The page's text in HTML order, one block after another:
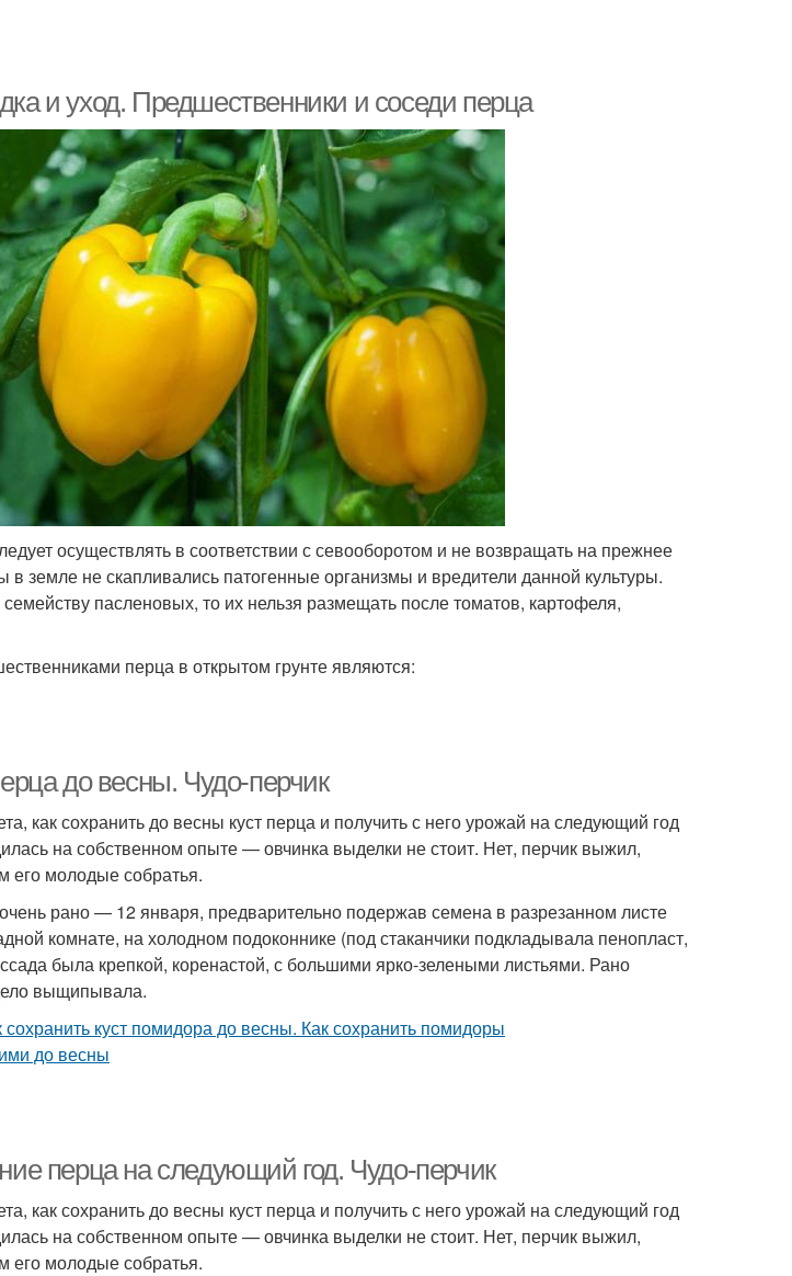
и уход. Предшественники и соседи перца
осуществлять в соответствии с севооборотом и не возвращать на прежнее
в земле не скапливались патогенные организмы и вредители данной культуры.
пасленовых, то их нельзя размещать после томатов, картофеля,
перца в открытом грунте являются:
до весны. Чудо-перчик
как сохранить до весны куст перца и получить с него урожай на следующий год
на собственном опыте — овчинка выделки не стоит. Нет, перчик выжил,
его молодые собратья.
рано — 12 января, предварительно подержав семена в разрезанном листе
комнате, на холодном подоконнике (под стаканчики подкладывала пенопласт,
была крепкой, коренастой, с большими ярко-зелеными листьями. Рано
выщипывала.
перца на следующий год. Чудо-перчик
как сохранить до весны куст перца и получить с него урожай на следующий год
на собственном опыте — овчинка выделки не стоит. Нет, перчик выжил,
его молодые собратья.